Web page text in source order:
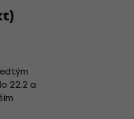
22.2 a